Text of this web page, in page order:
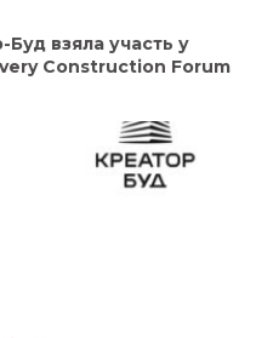
Буд взяла участь у
Construction Forum